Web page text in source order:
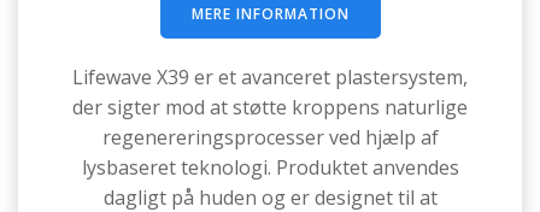
MERE INFORMATION
Lifewave X39 er et avanceret plastersystem,
der sigter mod at støtte kroppens naturlige
regenereringsprocesser ved hjælp af
lysbaseret teknologi. Produktet anvendes
dagligt på huden og er designet til at